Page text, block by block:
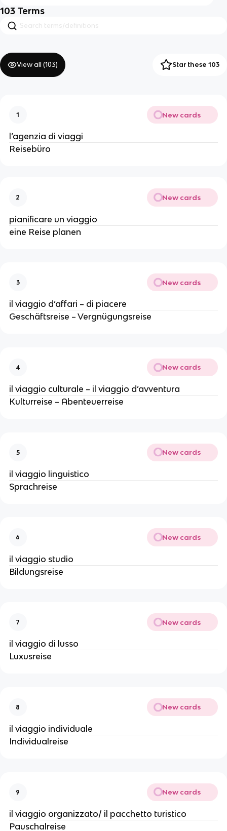
103 Terms
View all (103) Star these 103
1 New cards
l’agenzia di viaggi
Reisebüro
2 New cards
pianificare un viaggio
eine Reise planen
3 New cards
il viaggio d’affari – di piacere
Geschäftsreise – Vergnügungsreise
4 New cards
il viaggio culturale – il viaggio d’avventura
Kulturreise – Abenteuerreise
5 New cards
il viaggio linguistico
Sprachreise
6 New cards
il viaggio studio
Bildungsreise
7 New cards
il viaggio di lusso
Luxusreise
8 New cards
il viaggio individuale
Individualreise
9 New cards
il viaggio organizzato/ il pacchetto turistico
Pauschalreise